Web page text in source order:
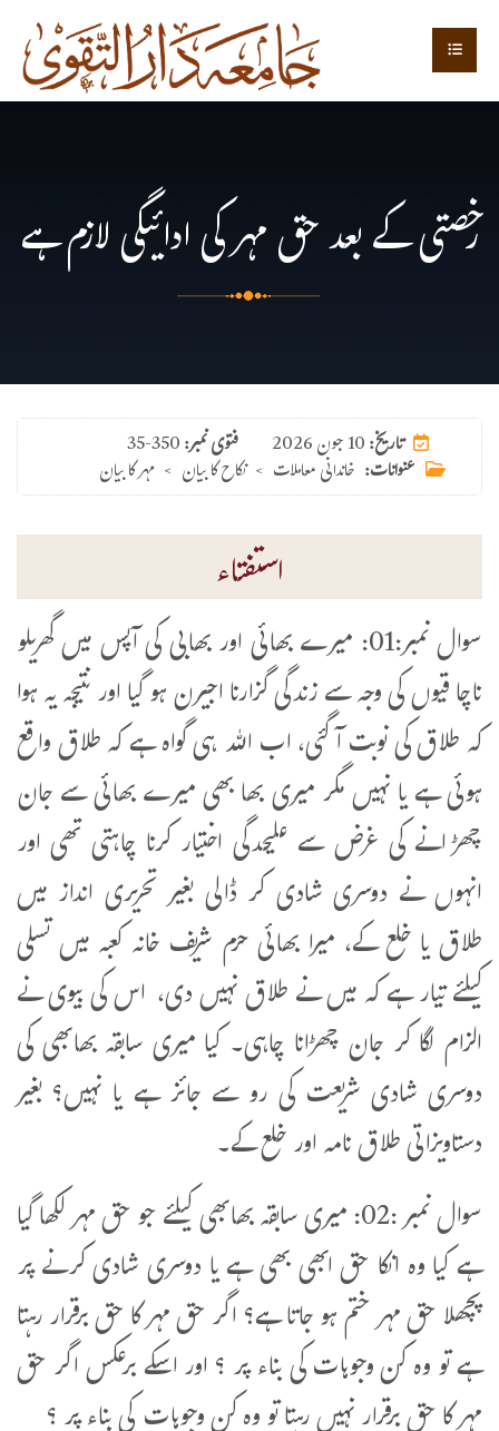
رخصتی کے بعد حق مہر کی ادائیگی لازم ہے
فتوی نمبر:35-350 تاریخ:10 جون 2026
عنوانات: خاندانی معاملات > نکاح کا بیان > مہر کا بیان
استفتاء
سوال نمبر:01: میرے بھائی اور بھابی کی آپس میں گھریلو
ناچا قیوں کی وجہ سے زندگی گزارنا اجیرن ہو گیا اور نتیجہ یہ ہوا
کہ طلاق کی نوبت آگئی، اب اللہ ہی گواہ ہے کہ طلاق واقع
ہوئی ہے یا نہیں مگر میری بھا بھی میرے بھائی سے جان
چھڑانے کی غرض سے علیحدگی اختیار کرنا چاہتی تھی اور
انہوں نے دوسری شادی کر ڈالی بغیر تحریری انداز میں
طلاق یا خلع کے، میرا بھائی حرم شریف خانہ کعبہ میں تسلی
کیلئے تیار ہے کہ میں نے طلاق نہیں دی، اس کی بیوی نے
الزام لگا کر جان چھڑانا چاہی۔ کیا میری سابقہ بھابھی کی
دوسری شادی شریعت کی رو سے جائز ہے یا نہیں؟ بغیر
دستاویزاتی طلاق نامہ اور خلع کے۔
سوال نمبر :02: میری سابقہ بھابھی کیلئے جو حق مہر لکھا گیا
ہے کیا وہ انکا حق ابھی بھی ہے یا دوسری شادی کرنے پر
پچھلا حق مہر ختم ہو جاتا ہے؟ اگر حق مہر کا حق برقرار رہتا
ہے تو وہ کن وجوہات کی بناء پر ؟ اور اسکے برعکس اگر حق